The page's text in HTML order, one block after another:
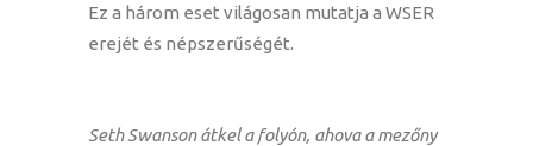
Ez a három eset világosan mutatja a WSER
erejét és népszerűségét.
Seth Swanson átkel a folyón, ahova a mezőny